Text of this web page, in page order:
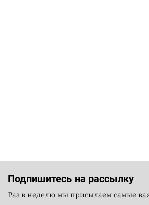
Подпишитесь на рассылку
Раз в неделю мы присылаем самые